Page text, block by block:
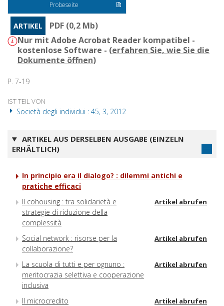
Probeseite
ARTIKEL
PDF (0,2 Mb)
Nur mit Adobe Acrobat Reader kompatibel -
kostenlose Software - (erfahren Sie, wie Sie die
Dokumente öffnen)
P. 7-19
IST TEIL VON
Società degli individui : 45, 3, 2012
ARTIKEL AUS DERSELBEN AUSGABE (EINZELN
ERHÄLTLICH)
In principio era il dialogo? : dilemmi antichi e
pratiche efficaci
Il cohousing : tra solidarietà e
strategie di riduzione della
complessità
Artikel abrufen
Social network : risorse per la
collaborazione?
Artikel abrufen
La scuola di tutti e per ognuno :
meritocrazia selettiva e cooperazione
inclusiva
Artikel abrufen
Il microcredito Artikel abrufen